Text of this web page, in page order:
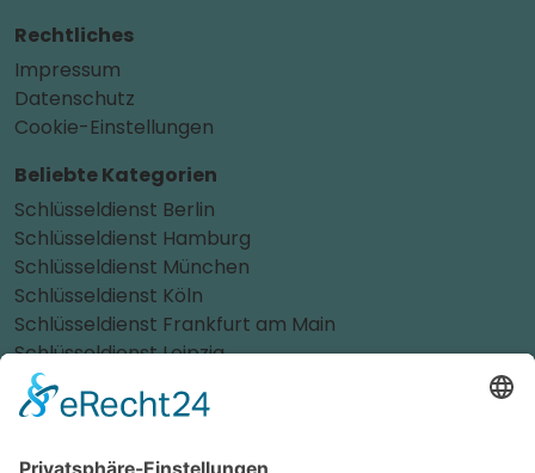
Rechtliches
Impressum
Datenschutz
Cookie-Einstellungen
Beliebte Kategorien
Schlüsseldienst Berlin
Schlüsseldienst Hamburg
Schlüsseldienst München
Schlüsseldienst Köln
Schlüsseldienst Frankfurt am Main
Schlüsseldienst Leipzig
Schlüsseldienst Düsseldorf
Schlüsseldienst Stuttgart